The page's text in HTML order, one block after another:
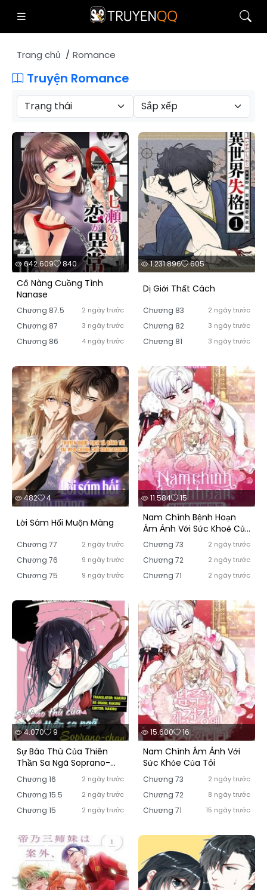
Trang chủ Romance
Truyện Romance
642.609 840
Cô Nàng Cuồng Tình
Nanase
Chương 87.5 2 ngày trước
Chương 87 3 ngày trước
Chương 86 4 ngày trước
1.231.896 605
Dị Giới Thất Cách
Chương 83 2 ngày trước
Chương 82 3 ngày trước
Chương 81 3 ngày trước
482 4
Lời Sám Hối Muộn Màng
Chương 77 2 ngày trước
Chương 76 9 ngày trước
Chương 75 9 ngày trước
11.584 15
Nam Chính Bệnh Hoạn
Ám Ảnh Với Sức Khoẻ Của
Tôi
Chương 73 2 ngày trước
Chương 72 2 ngày trước
Chương 71 2 ngày trước
4.070 9
Sự Báo Thù Của Thiên
Thần Sa Ngã Soprano-
Chan
Chương 16 2 ngày trước
Chương 15.5 2 ngày trước
Chương 15 2 ngày trước
15.600 16
Nam Chính Ám Ảnh Với
Sức Khỏe Của Tôi
Chương 73 2 ngày trước
Chương 72 8 ngày trước
Chương 71 15 ngày trước